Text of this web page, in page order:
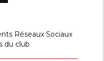
Réseaux Sociaux
du club